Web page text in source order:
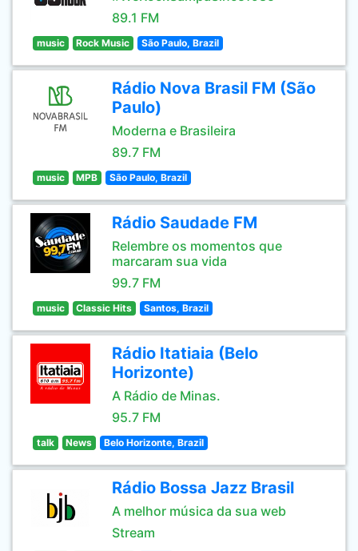
89.1 FM
music Rock Music São Paulo, Brazil
Rádio Nova Brasil FM (São
Paulo)
Moderna e Brasileira
89.7 FM
music MPB São Paulo, Brazil
Rádio Saudade FM
Relembre os momentos que
marcaram sua vida
99.7 FM
music Classic Hits Santos, Brazil
Rádio Itatiaia (Belo
Horizonte)
A Rádio de Minas.
95.7 FM
talk News Belo Horizonte, Brazil
Rádio Bossa Jazz Brasil
A melhor música da sua web
Stream